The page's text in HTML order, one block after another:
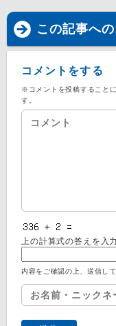
この記事へ
コメントをする
※コメントを投稿することに
す。
上の計算式の答えを入
内容をご確認の上、送信して